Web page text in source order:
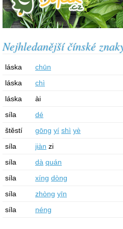
Nejhledanější čínské
láska
chūn
láska
chì
láska
ài
síla
dé
štěstí
gōng yí shì yè
síla
jiàn zi
síla
dà quán
síla
xíng dòng
síla
zhòng yīn
síla
néng